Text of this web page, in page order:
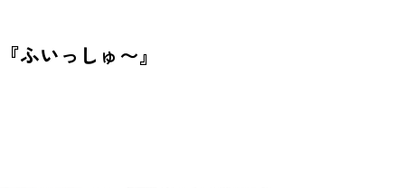
『ふいっしゅ〜』